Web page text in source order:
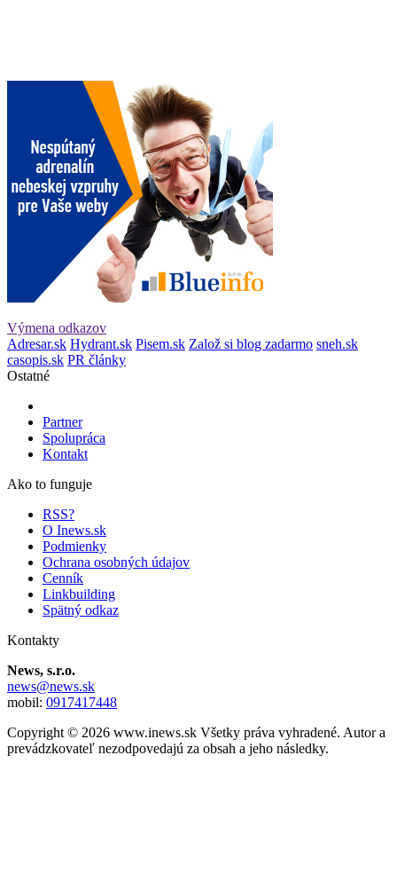
Výmena odkazov
Adresar.sk Hydrant.sk Pisem.sk Založ si blog zadarmo sneh.sk
casopis.sk PR články
Ostatné
Partner
Spolupráca
Kontakt
Ako to funguje
RSS?
O Inews.sk
Podmienky
Ochrana osobných údajov
Cenník
Linkbuilding
Spätný odkaz
Kontakty
News, s.r.o.
news@news.sk
mobil: 0917417448
Copyright © 2026 www.inews.sk Všetky práva vyhradené. Autor a
prevádzkovateľ nezodpovedajú za obsah a jeho následky.